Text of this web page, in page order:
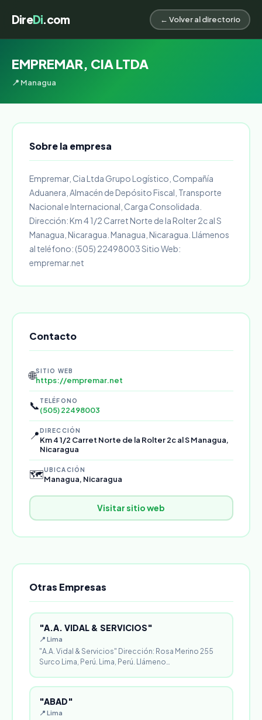
DireDi.com ← Volver al directorio
EMPREMAR, CIA LTDA
📍 Managua
Sobre la empresa
Empremar, Cia Ltda Grupo Logístico, Compañía
Aduanera, Almacén de Depósito Fiscal, Transporte
Nacional e Internacional, Carga Consolidada.
Dirección: Km 4 1/2 Carret Norte de la Rolter 2c al S
Managua, Nicaragua. Managua, Nicaragua. Llámenos
al teléfono: (505) 22498003 Sitio Web:
empremar.net
Contacto
🌐SITIO WEB
https://empremar.net
📞 TELÉFONO
(505) 22498003
📍DIRECCIÓN
Km 4 1/2 Carret Norte de la Rolter 2c al S Managua,
Nicaragua
🗺️UBICACIÓN
Managua, Nicaragua
Visitar sitio web
Otras Empresas
"A.A. VIDAL & SERVICIOS"
📍 Lima
"A.A. Vidal & Servicios" Dirección: Rosa Merino 255
Surco Lima, Perú. Lima, Perú. Llámeno…
"ABAD"
📍 Lima